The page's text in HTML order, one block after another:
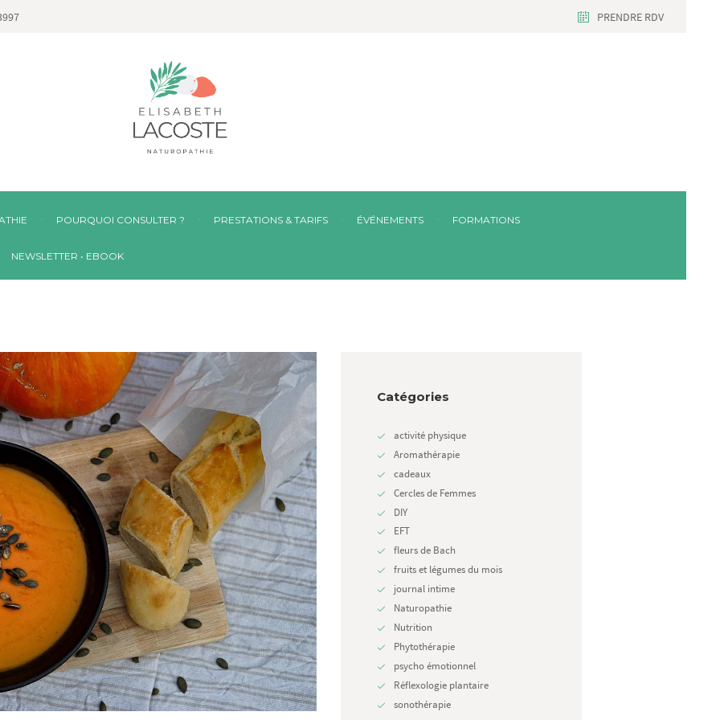
PRENDRE RDV
POURQUOI CONSULTER ? PRESTATIONS & TARIFS ÉVÉNEMENTS FORMATIONS
NEWSLETTER • EBOOK
Catégories
activité physique
Aromathérapie
cadeaux
Cercles de Femmes
DIY
EFT
fleurs de Bach
fruits et légumes du mois
journal intime
Naturopathie
Nutrition
Phytothérapie
psycho émotionnel
Réflexologie plantaire
sonothérapie